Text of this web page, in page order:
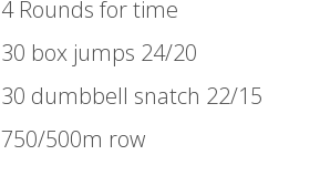
4 Rounds for time
30 box jumps 24/20
30 dumbbell snatch 22/15
750/500m row